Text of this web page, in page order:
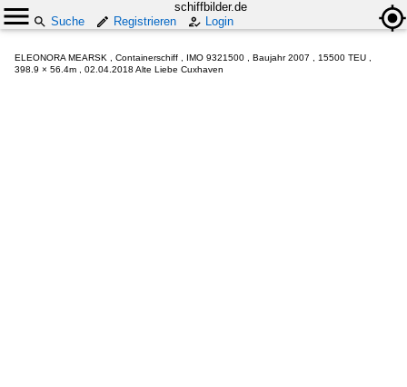
schiffbilder.de
Suche
Registrieren Login
ELEONORA MEARSK , Containerschiff , IMO 9321500 , Baujahr 2007 , 15500 TEU ,
398.9 × 56.4m , 02.04.2018 Alte Liebe Cuxhaven